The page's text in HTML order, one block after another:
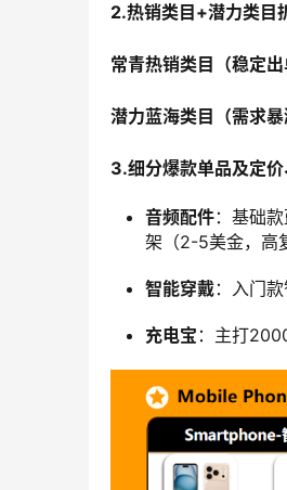
2.热销类目 +潜力类目
常青热销类目（稳定出
潜力蓝海类目（需求暴
3.细分爆款单品及定
音频配件：基础
架（2-5美金，高
智能穿戴：入门
充电宝 ：主打